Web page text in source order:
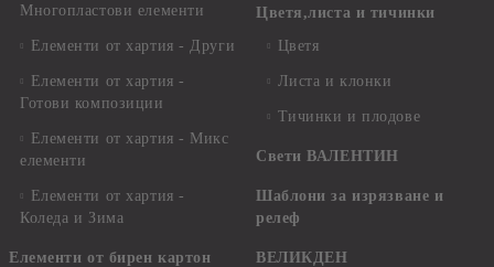
Многопластови елементи
Елементи от хартия - Други
Елементи от хартия -
Готови композиции
Елементи от хартия - Микс
елементи
Елементи от хартия -
Коледа и Зима
Елементи от бирен картон
Цветя,листа и тичинки
Цветя
Листа и клонки
Тичинки и плодове
Свети ВАЛЕНТИН
Шаблони за изрязване и
релеф
ВЕЛИКДЕН